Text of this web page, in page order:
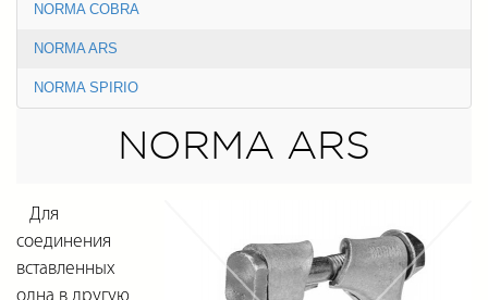
NORMA COBRA
NORMA ARS
NORMA SPIRIO
NORMA ARS
Для
соединения
вставленных
одна в другую